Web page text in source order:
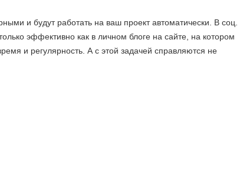
и будут работать на ваш проект автоматически. В соц.
эффективно как в личном блоге на сайте, на котором
и регулярность. А с этой задачей справляются не